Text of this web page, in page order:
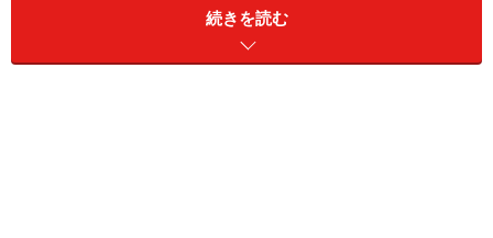
続きを読む